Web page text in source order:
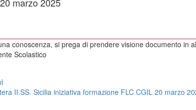
conoscenza, si prega di prendere visione documento in
Scolastico
II.SS. Sicilia iniziativa formazione FLC CGIL 20 marzo